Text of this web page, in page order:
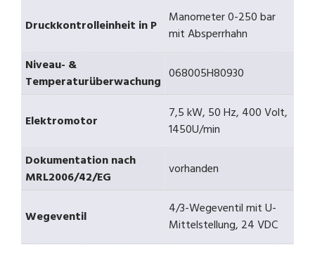
Druckkontrolleinheit in P
Manometer 0-250 bar
mit Absperrhahn
Niveau- &
Temperaturüberwachung 068005H80930
Elektromotor
7,5 kW, 50 Hz, 400 Volt,
1450U/min
Dokumentation nach
MRL2006/42/EG
vorhanden
Wegeventil
4/3-Wegeventil mit U-
Mittelstellung, 24 VDC